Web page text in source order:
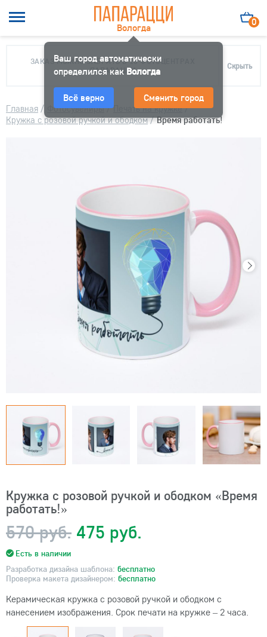
Вологда
Ваш город автоматически
определился как Вологда
Всё верно Сменить город
0
ЗАКАЗ МОЖНО ЗАБРАТЬ В 10 ФОТОЦЕНТРАХ
ПАПАРАЦЦИ
Скрыть
Главная / Фотосувениры/ Печать на кружке/
Кружка с розовой ручкой и ободком/ Время работать!
Кружка с розовой ручкой и ободком «Время
работать!»
570 руб. 475 руб.
Есть в наличии
Разработка дизайна шаблона: бесплатно
Проверка макета дизайнером: бесплатно
Керамическая кружка с розовой ручкой и ободком с
нанесением изображения. Срок печати на кружке – 2 часа.